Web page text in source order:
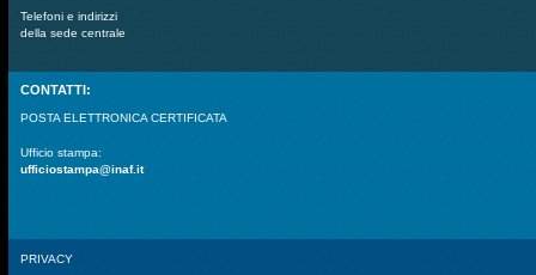
Telefoni e indirizzi
della sede centrale
CONTATTI:
POSTA ELETTRONICA CERTIFICATA
Ufficio stampa:
ufficiostampa@inaf.it
PRIVACY